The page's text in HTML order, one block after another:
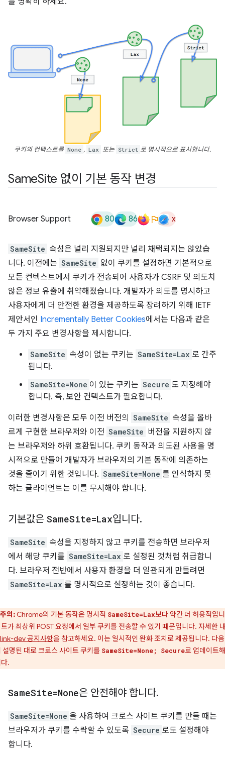
쿠키의 컨텍스트를 None , Lax 또는 Strict 로 명시적으로 표시합니다.
SameSite 없이 기본 동작 변경
Browser Support 80 86 x
SameSite 속성은 널리 지원되지만 널리 채택되지는 않았습
니다. 이전에는 SameSite 없이 쿠키를 설정하면 기본적으로
모든 컨텍스트에서 쿠키가 전송되어 사용자가 CSRF 및 의도치
않은 정보 유출에 취약해졌습니다. 개발자가 의도를 명시하고
사용자에게 더 안전한 환경을 제공하도록 장려하기 위해 IETF
제안서인 Incrementally Better Cookies에서는 다음과 같은
두 가지 주요 변경사항을 제시합니다.
SameSite 속성이 없는 쿠키는 SameSite=Lax 로 간주
됩니다.
SameSite=None 이 있는 쿠키는 Secure 도 지정해야
합니다. 즉, 보안 컨텍스트가 필요합니다.
이러한 변경사항은 모두 이전 버전의 SameSite 속성을 올바
르게 구현한 브라우저와 이전 SameSite 버전을 지원하지 않
는 브라우저와 하위 호환됩니다. 쿠키 동작과 의도된 사용을 명
시적으로 만들어 개발자가 브라우저의 기본 동작에 의존하는
것을 줄이기 위한 것입니다. SameSite=None 를 인식하지 못
하는 클라이언트는 이를 무시해야 합니다.
기본값은 SameSite=Lax입니다.
SameSite 속성을 지정하지 않고 쿠키를 전송하면 브라우저
에서 해당 쿠키를 SameSite=Lax 로 설정된 것처럼 취급합니
다. 브라우저 전반에서 사용자 환경을 더 일관되게 만들려면
SameSite=Lax 를 명시적으로 설정하는 것이 좋습니다.
주의:Chrome의 기본 동작은 명시적 SameSite=Lax보다 약간 더 허용적입
가 최상위 POST 요청에서 일부 쿠키를 전송할 수 있기 때문입니다. 자세한
dev 공지사항을 참고하세요. 이는 일시적인 완화 조치로 제공됩니다. 다
설명된 대로 크로스 사이트 쿠키를 SameSite=None; Secure로 업데이트
.
SameSite=None은 안전해야 합니다.
SameSite=None 을 사용하여 크로스 사이트 쿠키를 만들 때는
브라우저가 쿠키를 수락할 수 있도록 Secure 로도 설정해야
합니다.